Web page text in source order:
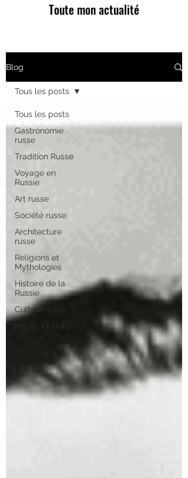
Toute mon actualité
Blog
Tous les posts
Gastronomie
russe
Tradition Russe
Voyage en
Russie
Art russe
Société russe
Architecture
russe
Religions et
Mythologies
Histoire de la
Russie
Culture russe
Récits-Fictions
Tous les posts